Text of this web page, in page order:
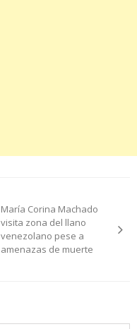
María Corina Machado
visita zona del llano
venezolano pese a
amenazas de muerte